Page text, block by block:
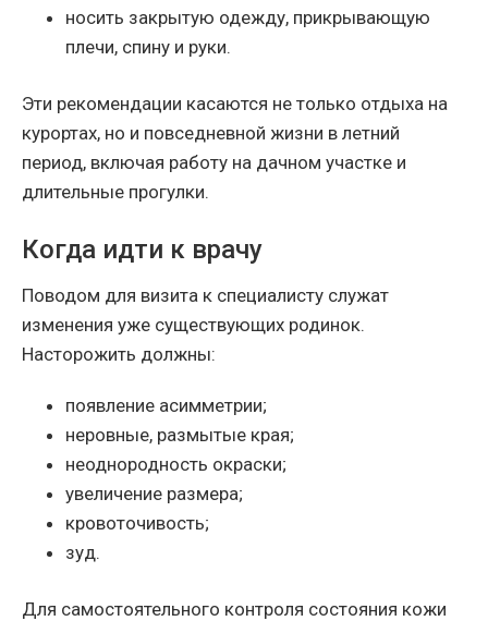
носить закрытую одежду, прикрывающую
плечи, спину и руки.
Эти рекомендации касаются не только отдыха на
курортах, но и повседневной жизни в летний
период, включая работу на дачном участке и
длительные прогулки.
Когда идти к врачу
Поводом для визита к специалисту служат
изменения уже существующих родинок.
Насторожить должны:
появление асимметрии;
неровные, размытые края;
неоднородность окраски;
увеличение размера;
кровоточивость;
зуд.
Для самостоятельного контроля состояния кожи